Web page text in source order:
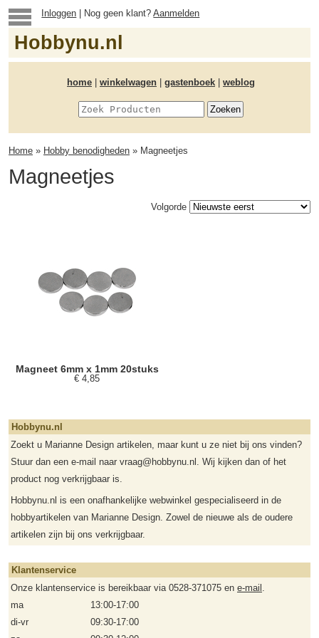
Inloggen | Nog geen klant?Aanmelden
Hobbynu.nl
home winkelwagen gastenboek weblog
Home » Hobby benodigheden » Magneetjes
Magneetjes
Volgorde
Magneet 6mm x 1mm 20stuks
€ 4,85
Hobbynu.nl
Zoekt u Marianne Design artikelen, maar kunt u ze niet bij ons vinden?
Stuur dan een e-mail naar vraag@hobbynu.nl. Wij kijken dan of het
product nog verkrijgbaar is.
Hobbynu.nl is een onafhankelijke webwinkel gespecialiseerd in de
hobbyartikelen van Marianne Design. Zowel de nieuwe als de oudere
artikelen zijn bij ons verkrijgbaar.
Klantenservice
Onze klantenservice is bereikbaar via 0528-371075 en e-mail .
ma
13:00-17:00
di-vr
09:30-17:00